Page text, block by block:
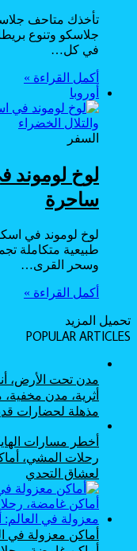
تأخذك متاحف
جلاسكو وتنوع
في كل…
أكمل القراءة »
أوروبا
السفر
لوخ لوموند
ساحرة
لوخ لوموند في
طبيعية متكاملة
وسحر القرى…
أكمل القراءة »
تحميل المزيد
POPULAR ARTICLES
مدن تحت الأرض،
أثرية، مدن
مذهلة لحضارات
أخطر مسارات
رحلات المشي،
لعشاق التحدي
أماكن معزولة في